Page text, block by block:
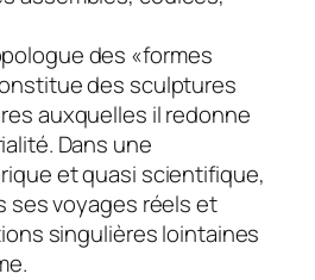
des «formes
des sculptures
auxquelles il redonne
Dans une
et quasi scientifique,
ses voyages réels et
singulières lointaines